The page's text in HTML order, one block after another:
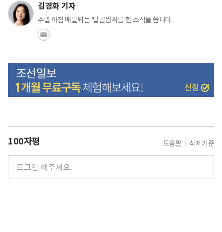
김경화 기자
주말 아침 배달되는 '달콤쌉싸름'한 소식을 씁니다.
100자평 도움말 삭제기준